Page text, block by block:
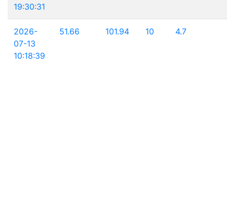
19:30:31
2026-
07-13
10:18:39
51.66 101.94 10 4.7